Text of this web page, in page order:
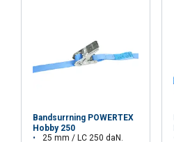
Bandsurrning POWERTEX
Hobby 250
25 mm / LC 250 daN.